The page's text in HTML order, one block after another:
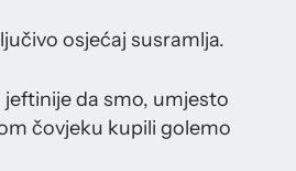
osjećaj susramlja.
jeftinije da smo, umjesto
čovjeku kupili golemo